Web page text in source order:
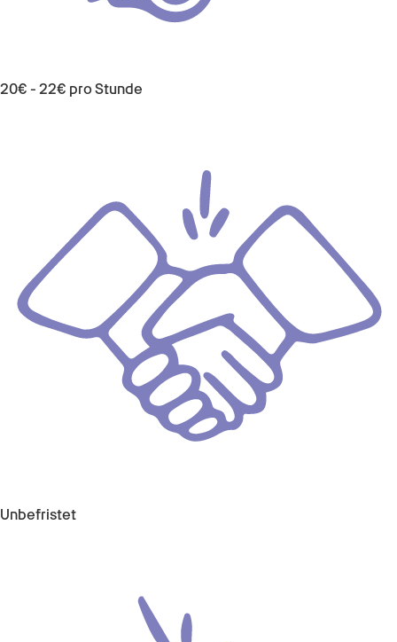
20€ - 22€ pro Stunde
Unbefristet